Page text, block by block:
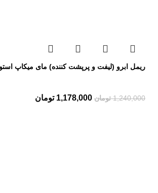
ریمل ابرو (لیفت و پرپشت کننده) مای میکاپ
1,240,000 تومان 1,178,000 تومان